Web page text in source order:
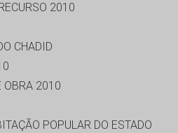
2010
CHADID
OBRA 2010
POPULAR DO ESTADO